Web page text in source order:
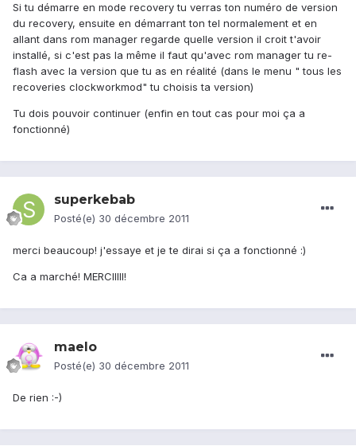
Si tu démarre en mode recovery tu verras ton numéro de version
du recovery, ensuite en démarrant ton tel normalement et en
allant dans rom manager regarde quelle version il croit t'avoir
installé, si c'est pas la même il faut qu'avec rom manager tu re-
flash avec la version que tu as en réalité (dans le menu " tous les
recoveries clockworkmod" tu choisis ta version)
Tu dois pouvoir continuer (enfin en tout cas pour moi ça a
fonctionné)
superkebab
Posté(e) 30 décembre 2011
merci beaucoup! j'essaye et je te dirai si ça a fonctionné :)
Ca a marché! MERCIIIII!
maelo
Posté(e) 30 décembre 2011
De rien :-)